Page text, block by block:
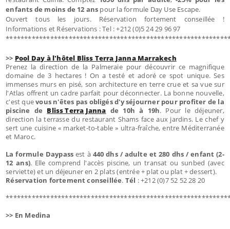
enfants de moins de 12 ans pour la formule Day Use Escape.
Ouvert tous les jours. Réservation fortement conseillée !
Informations et Réservations : Tel : +212 (0)5 24 29 96 97
>> Pool Day à l'hôtel Bliss Terra Janna Marrakech
Prenez la direction de la Palmeraie pour découvrir ce magnifique
domaine de 3 hectares ! On a testé et adoré ce spot unique. Ses
immenses murs en pisé, son architecture en terre crue et sa vue sur
l'Atlas offrent un cadre parfait pour déconnecter. La bonne nouvelle,
c'est quevous n'êtes pas obligés d'y séjourner pour profiter de la
piscine de Bliss Terra Janna de 10h à 19h. Pour le déjeuner,
direction la terrasse du restaurant Shams face aux jardins. Le chef y
sert une cuisine « market-to-table » ultra-fraîche, entre Méditerranée
et Maroc.
La formule Daypass est à 440 dhs / adulte et 280 dhs / enfant (2-
12 ans). Elle comprend l'accès piscine, un transat ou sunbed (avec
serviette) et un déjeuner en 2 plats (entrée + plat ou plat + dessert).
Réservation fortement conseillée. Tél : +212 (0)7 52 52 28 20
>> En Medina